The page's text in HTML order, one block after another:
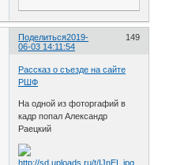
Поделиться 149
2019-
06-03 14:11:54
Рассказ о съезде на сайте
РШФ
На одной из фоторгафий в
кадр попал Александр
Раецкий